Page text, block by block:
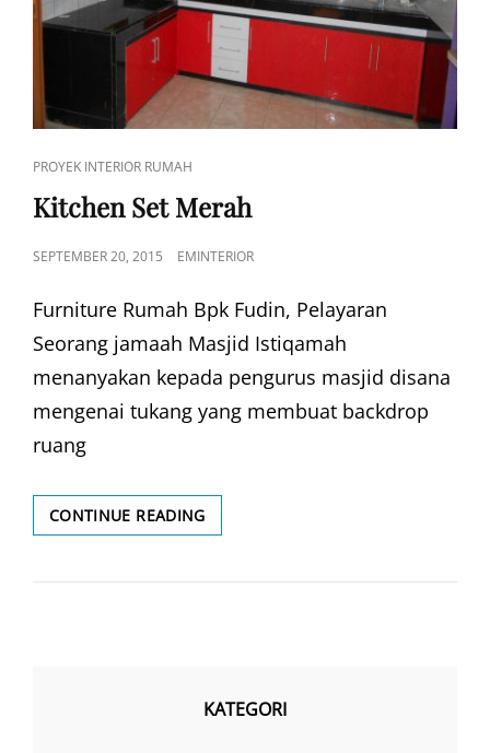
CAT
LINKS
PROYEK INTERIOR RUMAH
Kitchen Set Merah
POSTED
SEPTEMBER 20, 2015 EMINTERIOR
Furniture Rumah Bpk Fudin, Pelayaran
Seorang jamaah Masjid Istiqamah
menanyakan kepada pengurus masjid disana
mengenai tukang yang membuat backdrop
ruang
CONTINUE READINGKITCHEN
SET
KATEGORI